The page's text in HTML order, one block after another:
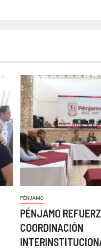
PÉNJAMO
PÉNJAMO
COORDINACIÓN